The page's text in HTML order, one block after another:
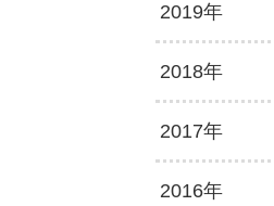
2026年2月
2026年1月
2025年7月
2025年6月
2025年5月
2025年4月
2024年8月
2024年7月
2024年6月
2024年5月
2023年9月
2023年8月
2023年7月
2023年6月
2022年10月
2022年9月
2022年8月
2022年7月
2021年11月
2021年10月
2021年9月
2021年8月
2020年12月
2020年11月
2020年10月
2020年9月
2019年
2019年12月
2019年11月
2019年10月
2018年
2018年12月
2018年11月
2017年
2017年12月
2016年